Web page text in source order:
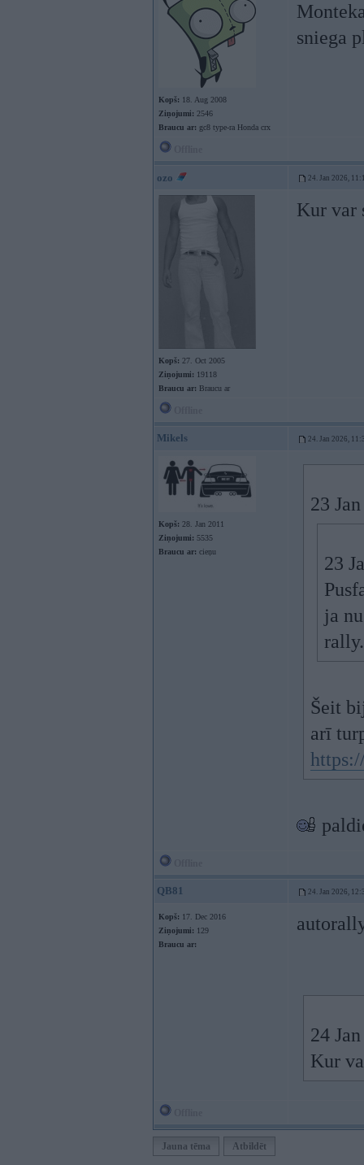
Kopš: 18. Aug 2008
Ziņojumi: 2546
Braucu ar: gc8 type-ra Honda crx
sniega
ozo 24. Jan 2026,
Kopš: 27. Oct 2005
Ziņojumi: 19118
Braucu ar: Braucu ar
Kur var
Mikels 24. Jan 2026,
Kopš: 28. Jan 2011
Ziņojumi: 5535
Braucu ar: cieņu
23
23
ja
Šeit
arī
QB81 24. Jan 2026,
Kopš: 17. Dec 2016
Ziņojumi: 129
Braucu ar:
24
Kur
Jauna tēma Atbildēt